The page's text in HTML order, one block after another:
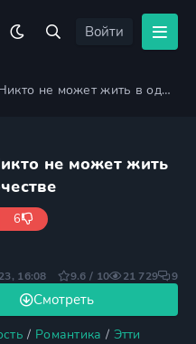
Войти
не может жить в одиночестве
не может жить
6
/ Романтика / Этти
Смотреть
16:08 9.6 / 10 21 729 9